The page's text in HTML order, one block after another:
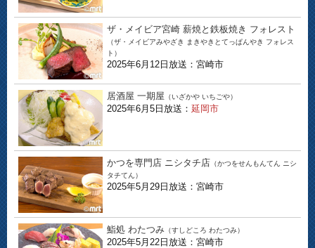
ザ・メイビア宮崎 薪焼と鉄板焼き フォレスト
（ザ・メイビアみやざき まきやきとてっぱんやき フォレス
ト）
2025年6月12日放送：宮崎市
居酒屋 一期屋 （いざかや いちごや）
2025年6月5日放送： 延岡市
かつを専門店 ニシタチ店 （かつをせんもんてん ニシ
タチてん）
2025年5月29日放送：宮崎市
鮨処 わたつみ （すしどころ わたつみ）
2025年5月22日放送：宮崎市